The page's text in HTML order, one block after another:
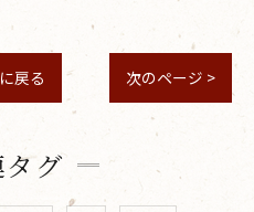
戻る 次のページ >
グ